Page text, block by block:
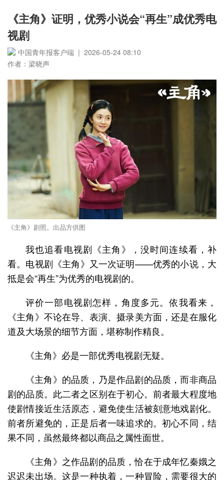
《主角》证明，优秀小说会“再生”成优秀电
视剧
中国青年报客户端 | 2026-05-24 08:10
作者：梁晓声
《主角》剧照。出品方供图
我也追看电视剧《主角》，没时间连续看，补
看。电视剧《主角》又一次证明——优秀的小说，大
抵是会“再生”为优秀的电视剧的。
评价一部电视剧怎样，角度多元。依我看来，
《主角》不论在导、表演、摄录美方面，还是在服化
道及大场景的细节方面，堪称制作精良。
《主角》必是一部优秀电视剧无疑。
《主角》的品质，乃是作品剧的品质，而非商品
剧的品质。此二者之区别在于初心。前者最大程度地
使剧情接近生活原态，避免使生活被刻意地戏剧化。
前者所避免的，正是后者一味追求的。初心不同，结
果不同，虽然最终都以商品之属性面世。
《主角》之作品剧的品质，恰在于成年忆秦娥之
迟迟未出场。这是一种执着，一种冒险，需要很大的